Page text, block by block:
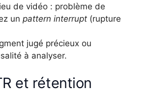
de vidéo : problème de
un pattern interrupt (rupture
jugé précieux ou
à analyser.
et rétention